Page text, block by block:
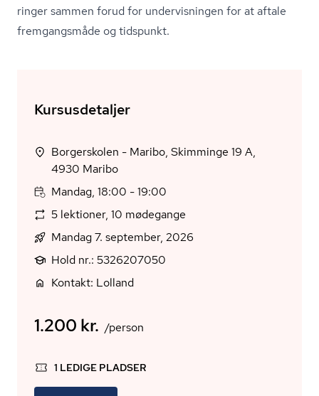
ringer sammen forud for undervisningen for at aftale
fremgangsmåde og tidspunkt.
Kursusdetaljer
Borgerskolen - Maribo, Skimminge 19 A,
4930 Maribo
Mandag, 18:00 - 19:00
5 lektioner, 10 mødegange
Mandag 7. september, 2026
Hold nr.: 5326207050
Kontakt: Lolland
1.200 kr. /person
1 LEDIGE PLADSER